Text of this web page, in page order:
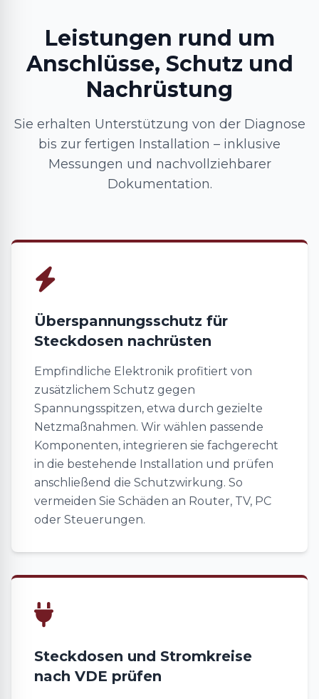
Leistungen rund um
Anschlüsse, Schutz und
Nachrüstung
Sie erhalten Unterstützung von der Diagnose
bis zur fertigen Installation – inklusive
Messungen und nachvollziehbarer
Dokumentation.
Überspannungsschutz für
Steckdosen nachrüsten
Empfindliche Elektronik profitiert von
zusätzlichem Schutz gegen
Spannungsspitzen, etwa durch gezielte
Netzmaßnahmen. Wir wählen passende
Komponenten, integrieren sie fachgerecht
in die bestehende Installation und prüfen
anschließend die Schutzwirkung. So
vermeiden Sie Schäden an Router, TV, PC
oder Steuerungen.
Steckdosen und Stromkreise
nach VDE prüfen